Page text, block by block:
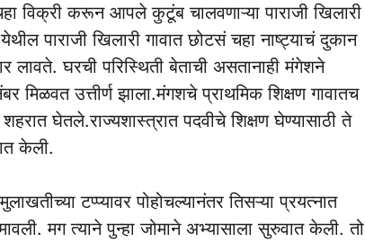
विक्री करून आपले कुटूंब चालवणाऱ्या पाराजी खिलारी
पाराजी खिलारी गावात छोटसं चहा नाष्ट्याचं दुकान
घरची परिस्थिती बेताची असतानाही मंगेशने
मिळवत उत्तीर्ण झाला.मंगशचे प्राथमिक शिक्षण गावातच
घेतले.राज्यशास्त्रात पदवीचे शिक्षण घेण्यासाठी ते
केली.
टप्प्यावर पोहोचल्यानंतर तिसऱ्या प्रयत्नात
मग त्याने पुन्हा जोमाने अभ्यासाला सुरुवात केली. तो